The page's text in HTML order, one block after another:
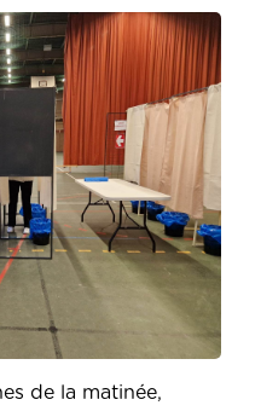
de la matinée,